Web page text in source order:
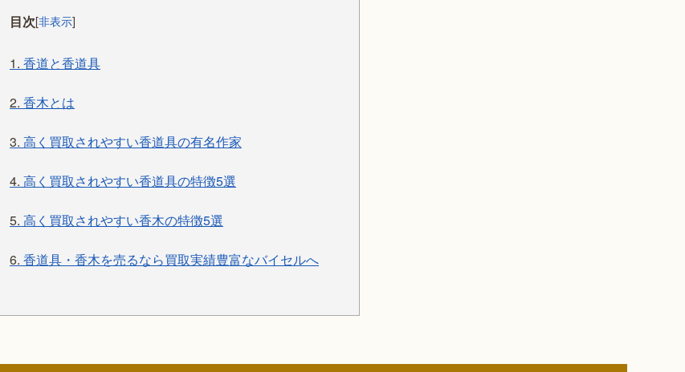
目次[非表示]
1. 香道と香道具
2. 香木とは
3. 高く買取されやすい香道具の有名作家
4. 高く買取されやすい香道具の特徴5選
5. 高く買取されやすい香木の特徴5選
6. 香道具・香木を売るなら買取実績豊富なバイセルへ